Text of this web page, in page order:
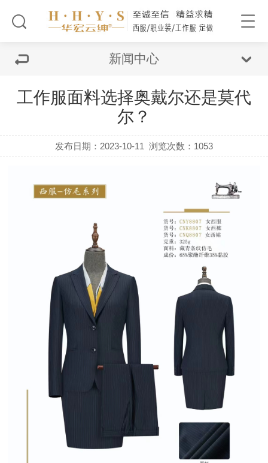
新闻中心
工作服面料选择奥戴尔还是莫代
尔？
发布日期：2023-10-11 浏览次数：1053